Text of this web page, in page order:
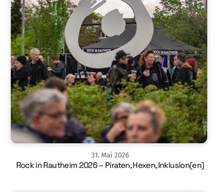
31. Mai 2026
Rock in Rautheim 2026 – Piraten, Hexen, Inklusion(en)